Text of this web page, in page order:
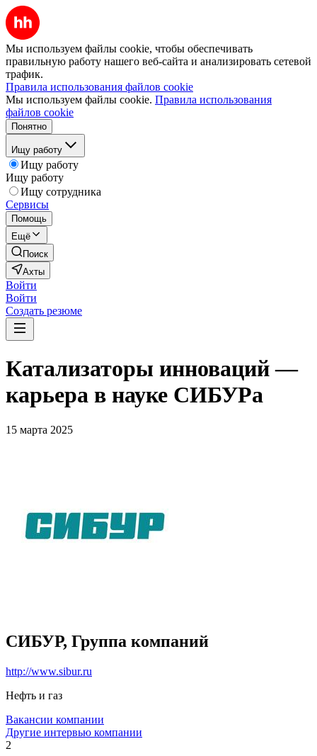
Мы используем файлы cookie, чтобы обеспечивать
правильную работу нашего веб-сайта и анализировать сетевой
трафик.
Правила использования файлов cookie
Мы используем файлы cookie. Правила использования
файлов cookie
Понятно
Ищу работу
Ищу работу
Ищу работу
Ищу сотрудника
Сервисы
Помощь
Ещё
Поиск
Ахты
Войти
Войти
Создать резюме
Катализаторы инноваций —
карьера в науке СИБУРа
15 марта 2025
СИБУР, Группа компаний
http://www.sibur.ru
Нефть и газ
Вакансии компании
Другие интервью компании
2